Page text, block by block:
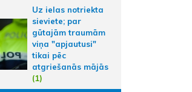
Uz ielas notriekta
sieviete; par
gūtajām traumām
viņa "apjautusi"
tikai pēc
atgriešanās mājās
(1)